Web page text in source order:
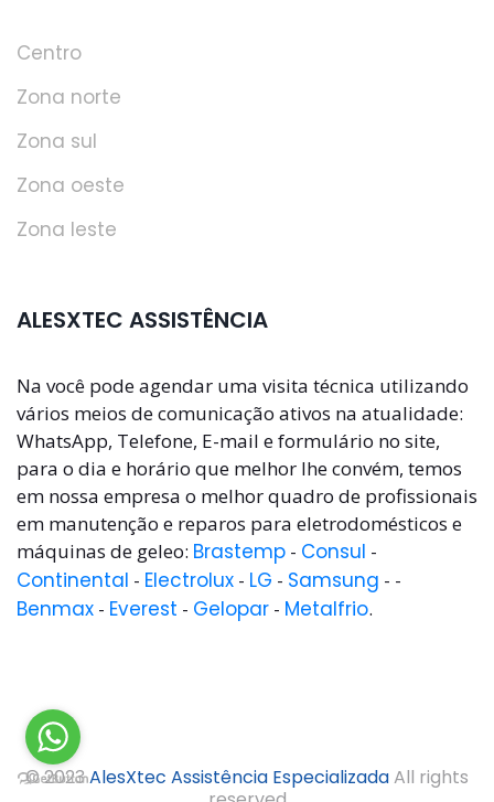
Centro
Zona norte
Zona sul
Zona oeste
Zona leste
ALESXTEC ASSISTÊNCIA
Na você pode agendar uma visita técnica utilizando
vários meios de comunicação ativos na atualidade:
WhatsApp, Telefone, E-mail e formulário no site,
para o dia e horário que melhor lhe convém, temos
em nossa empresa o melhor quadro de profissionais
em manutenção e reparos para eletrodomésticos e
máquinas de geleo: Brastemp - Consul -
Continental - Electrolux - LG - Samsung - -
Benmax - Everest - Gelopar - Metalfrio.
© 2023AlesXtec Assistência EspecializadaAll rights